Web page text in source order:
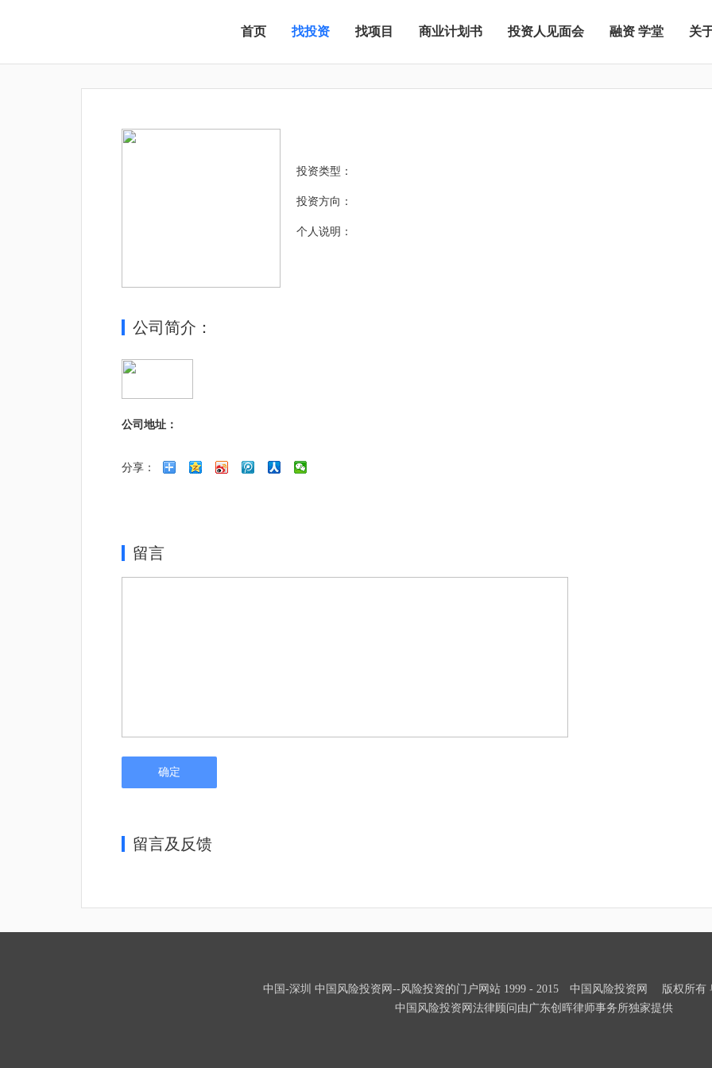
首页 找投资 找项目 商业计划书 投资人见面会 融资 学堂 关
投资类型：
投资方向：
个人说明：
公司简介：
公司地址：
分享：
留言
确定
留言及反馈
中国-深圳 中国风险投资网--风险投资的门户网站 1999 - 2015 中国风险投资网 版权所有
中国风险投资网法律顾问由广东创晖律师事务所独家提供